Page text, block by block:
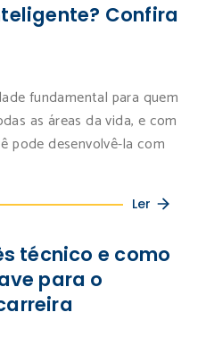
Confira
fundamental para quem
as áreas da vida, e com
pode desenvolvê-la com
Ler
técnico e como
para o